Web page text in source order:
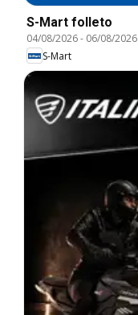
S-Mart folleto
04/08/2026- 06/08/2026
S-Mart